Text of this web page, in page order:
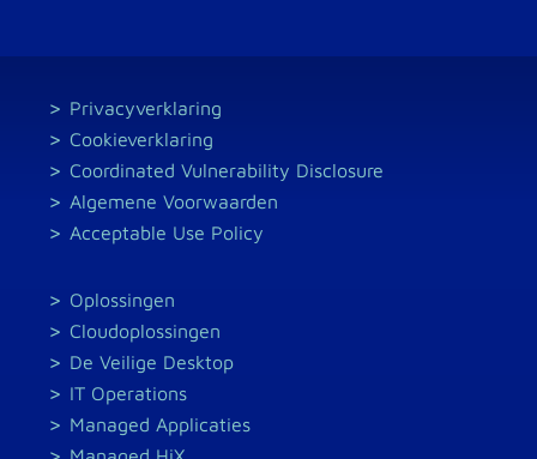
Privacyverklaring
Cookieverklaring
Coordinated Vulnerability Disclosure
Algemene Voorwaarden
Acceptable Use Policy
Oplossingen
Cloudoplossingen
De Veilige Desktop
IT Operations
Managed Applicaties